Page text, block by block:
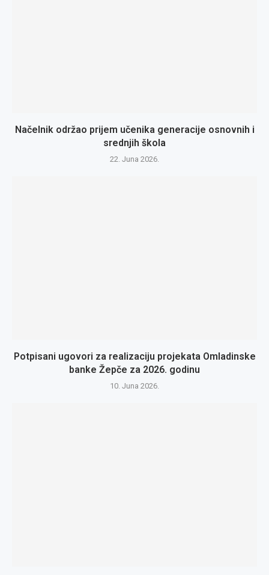
Načelnik održao prijem učenika generacije osnovnih i
srednjih škola
22. Juna 2026.
Potpisani ugovori za realizaciju projekata Omladinske
banke Žepče za 2026. godinu
10. Juna 2026.